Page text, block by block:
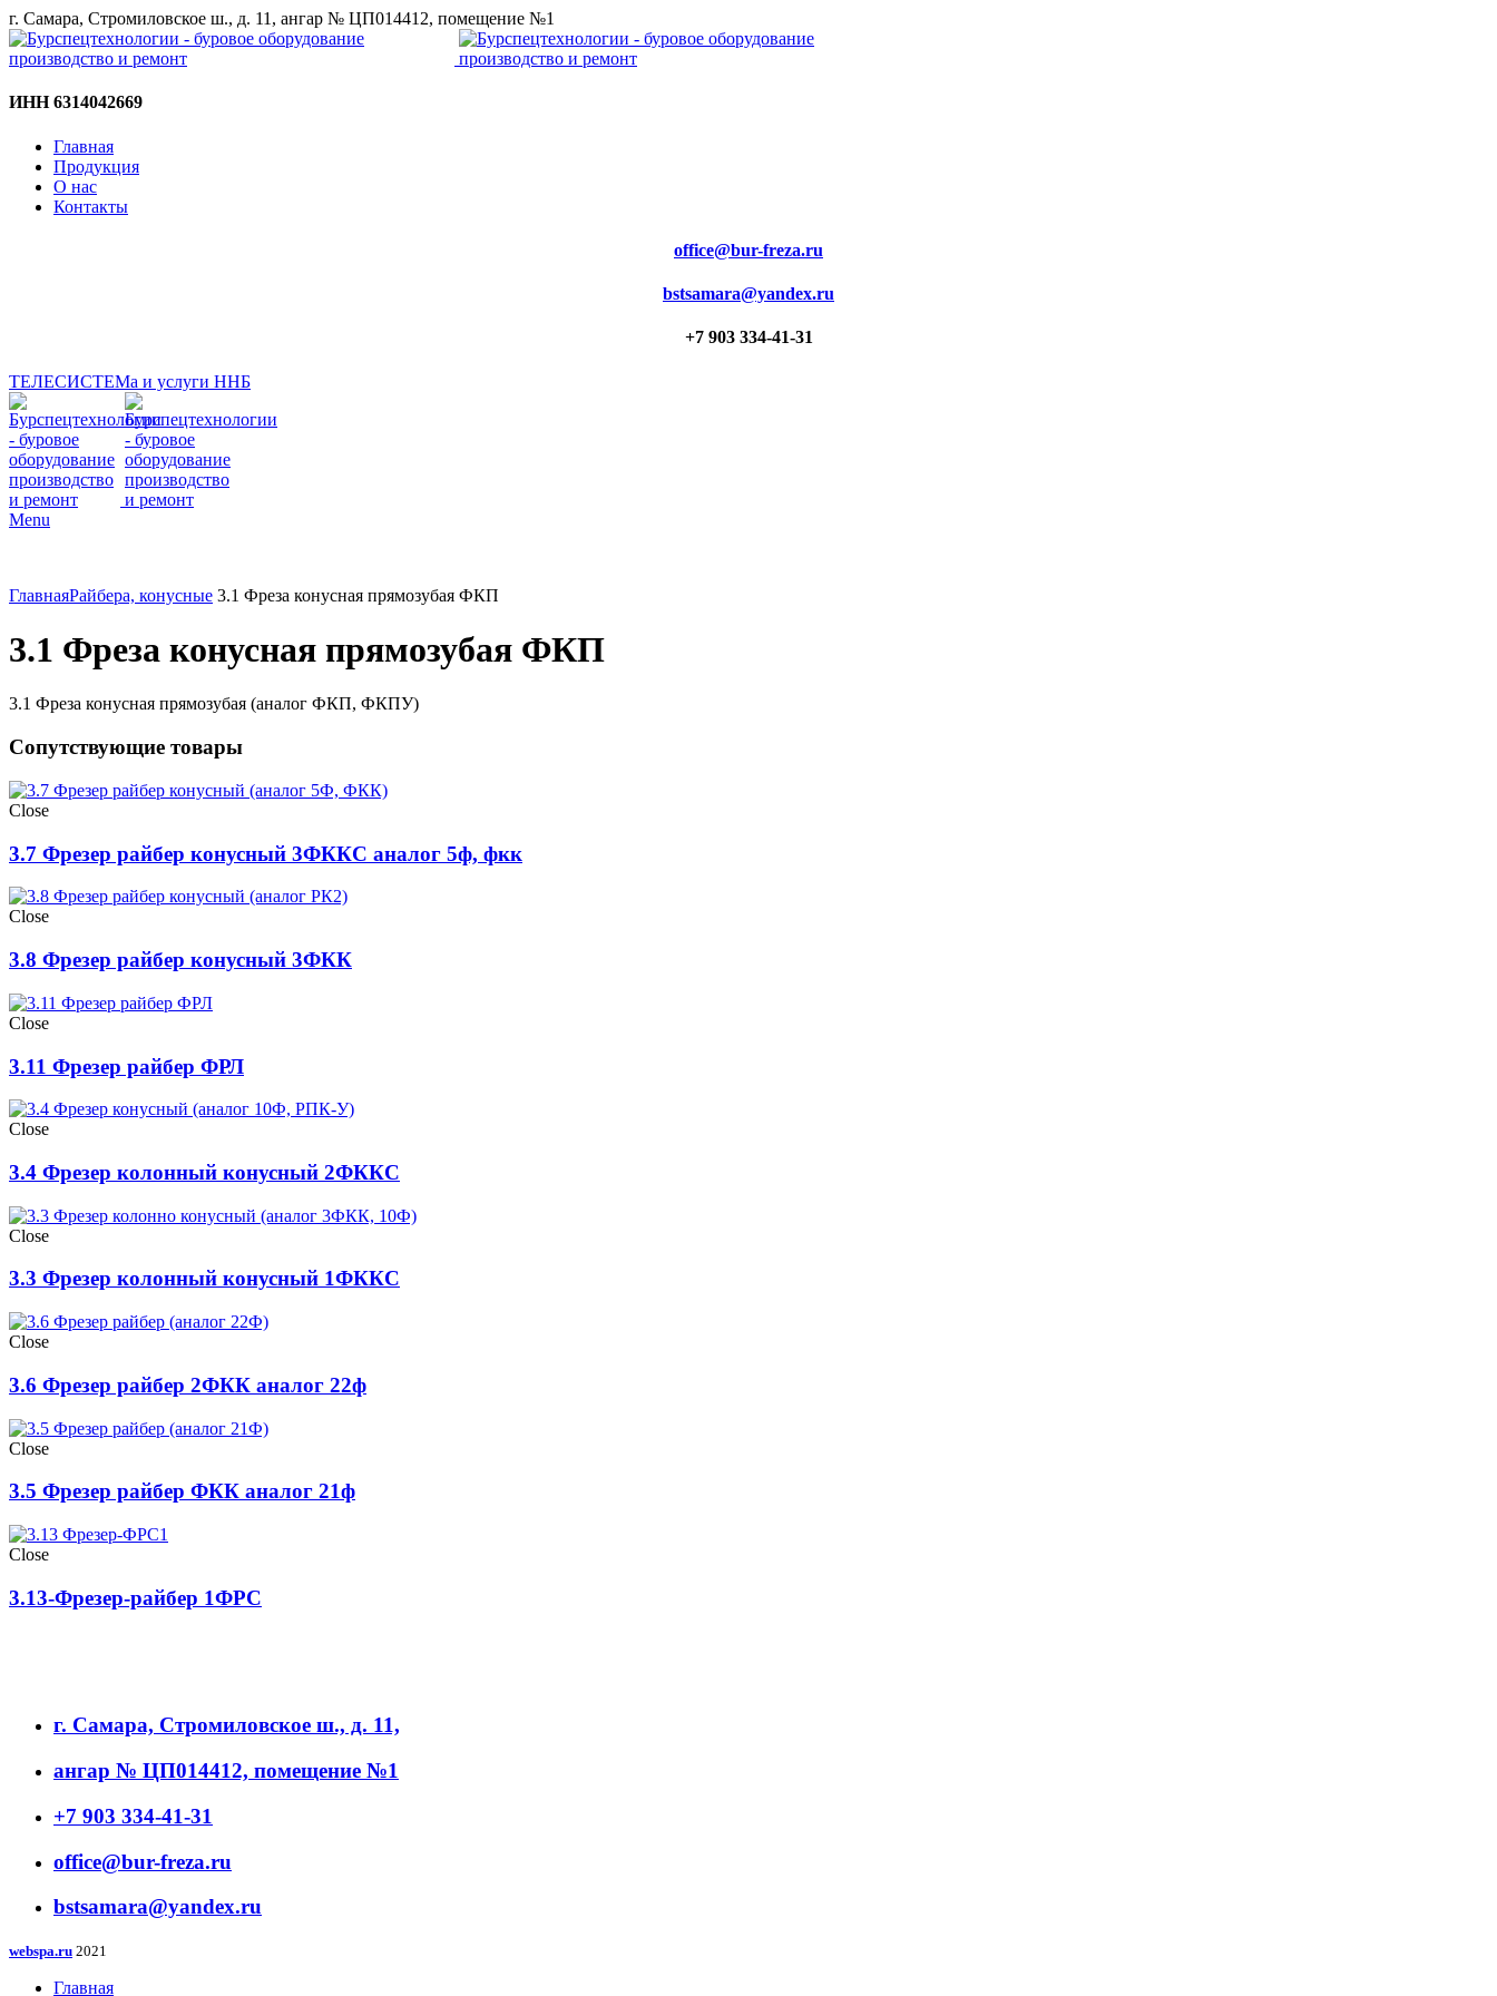
г. Самара, Стромиловское ш., д. 11, ангар № ЦП014412, помещение №1
ИНН 6314042669
Главная
Продукция
О нас
Контакты
office@bur-freza.ru
bstsamara@yandex.ru
+7 903 334-41-31
ТЕЛЕСИСТЕМа и услуги ННБ
Menu
ГлавнаяРайбера, конусные 3.1 Фреза конусная прямозубая ФКП
3.1 Фреза конусная прямозубая ФКП
3.1 Фреза конусная прямозубая (аналог ФКП, ФКПУ)
Сопутствующие товары
Close
3.7 Фрезер райбер конусный 3ФККС аналог 5ф, фкк
Close
3.8 Фрезер райбер конусный 3ФКК
Close
3.11 Фрезер райбер ФРЛ
Close
3.4 Фрезер колонный конусный 2ФККС
Close
3.3 Фрезер колонный конусный 1ФККС
Close
3.6 Фрезер райбер 2ФКК аналог 22ф
Close
3.5 Фрезер райбер ФКК аналог 21ф
Close
3.13-Фрезер-райбер 1ФРС
г. Самара, Стромиловское ш., д. 11,
ангар № ЦП014412, помещение №1
+7 903 334-41-31
office@bur-freza.ru
bstsamara@yandex.ru
webspa.ru 2021
Главная